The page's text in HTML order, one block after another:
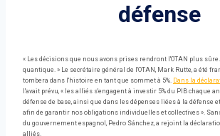
défense
« Les décisions que nous avons prises rendront l'OTAN plus
quantique. » Le secrétaire général de l'OTAN, Mark Rutte, a été
tombera dans l'histoire en tant que sommet à 5%. Dans la
l'avait prévu, « les alliés s'engagent à investir 5% du PIB chaque
défense de base, ainsi que dans les dépenses liées à la défense
afin de garantir nos obligations individuelles et collectives ».
du gouvernement espagnol, Pedro Sánchez, a rejoint la
alliés.